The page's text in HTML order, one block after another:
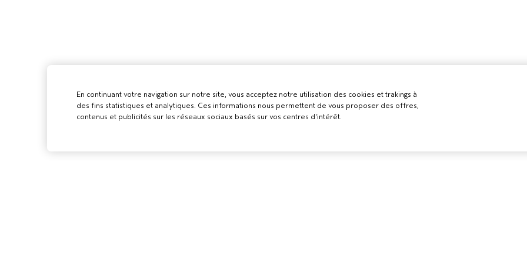
En continuant votre navigation sur notre site, vous acceptez notre utilisation des cookies et trakings à
des fins statistiques et analytiques. Ces informations nous permettent de vous proposer des offres,
contenus et publicités sur les réseaux sociaux basés sur vos centres d'intérêt.